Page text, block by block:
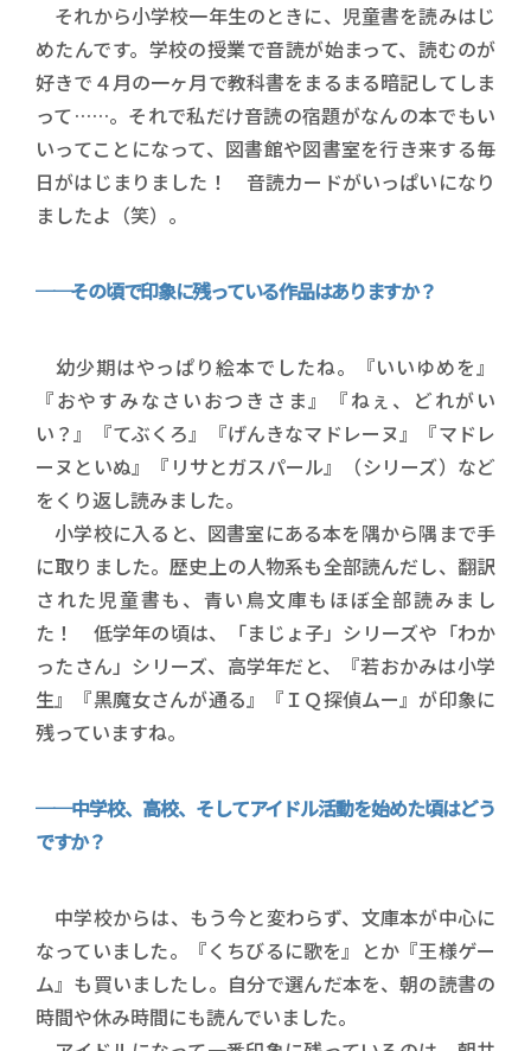
それから小学校一年生のときに、児童書を読みはじ
めたんです。学校の授業で音読が始まって、読むのが
好きで４月の一ヶ月で教科書をまるまる暗記してしま
って……。それで私だけ音読の宿題がなんの本でもい
いってことになって、図書館や図書室を行き来する毎
日がはじまりました！ 音読カードがいっぱいになり
ましたよ（笑）。
──その頃で印象に残っている作品はありますか？
幼少期はやっぱり絵本でしたね。『いいゆめを』
『おやすみなさいおつきさま』『ねぇ、どれがい
い？』『てぶくろ』『げんきなマドレーヌ』『マドレ
ーヌといぬ』『リサとガスパール』（シリーズ）など
をくり返し読みました。
小学校に入ると、図書室にある本を隅から隅まで手
に取りました。歴史上の人物系も全部読んだし、翻訳
された児童書も、青い鳥文庫もほぼ全部読みまし
た！ 低学年の頃は、「まじょ子」シリーズや「わか
ったさん」シリーズ、高学年だと、『若おかみは小学
生』『黒魔女さんが通る』『ＩＱ探偵ムー』が印象に
残っていますね。
──中学校、高校、そしてアイドル活動を始めた頃はどう
ですか？
中学校からは、もう今と変わらず、文庫本が中心に
なっていました。『くちびるに歌を』とか『王様ゲー
ム』も買いましたし。自分で選んだ本を、朝の読書の
時間や休み時間にも読んでいました。